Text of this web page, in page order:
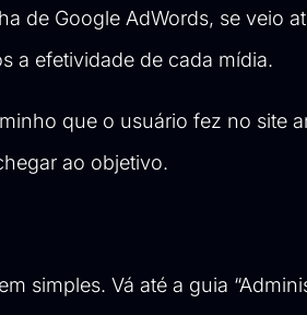
de Google AdWords, se veio
a efetividade de cada mídia.
que o usuário fez no site
ao objetivo.
simples. Vá até a guia